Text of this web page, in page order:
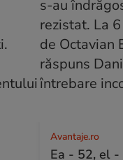
Avantaje.ro
Ea - 52, el -